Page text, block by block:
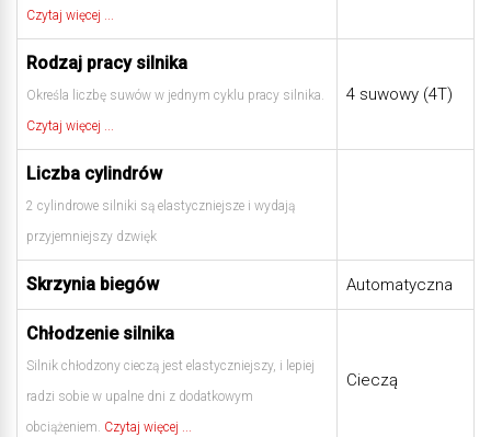
Czytaj więcej ...
Rodzaj pracy silnika
Określa liczbę suwów w jednym cyklu pracy silnika.
Czytaj więcej ...
4 suwowy (4T)
Liczba cylindrów
2 cylindrowe silniki są elastyczniejsze i wydają
przyjemniejszy dzwięk
Skrzynia biegów Automatyczna
Chłodzenie silnika
Silnik chłodzony cieczą jest elastyczniejszy, i lepiej
radzi sobie w upalne dni z dodatkowym
obciążeniem. Czytaj więcej ...
Cieczą